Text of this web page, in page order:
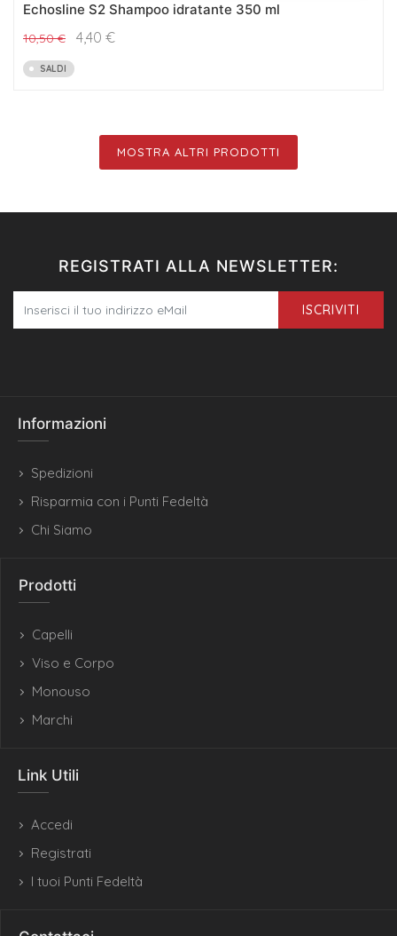
Echosline S2 Shampoo idratante 350 ml
10,50€ 4,40 €
SALDI
MOSTRA ALTRI PRODOTTI
REGISTRATI ALLA NEWSLETTER:
ISCRIVITI
Informazioni
Spedizioni
Risparmia con i Punti Fedeltà
Chi Siamo
Prodotti
Capelli
Viso e Corpo
Monouso
Marchi
Link Utili
Accedi
Registrati
I tuoi Punti Fedeltà